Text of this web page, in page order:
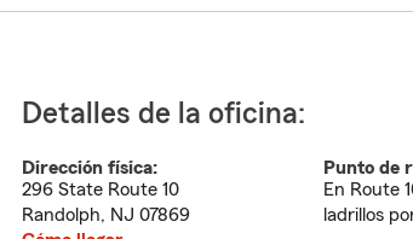
Detalles de la oficina:
Dirección física:
296 State Route 10
Randolph, NJ 07869
Punto de
En Route
ladrillos